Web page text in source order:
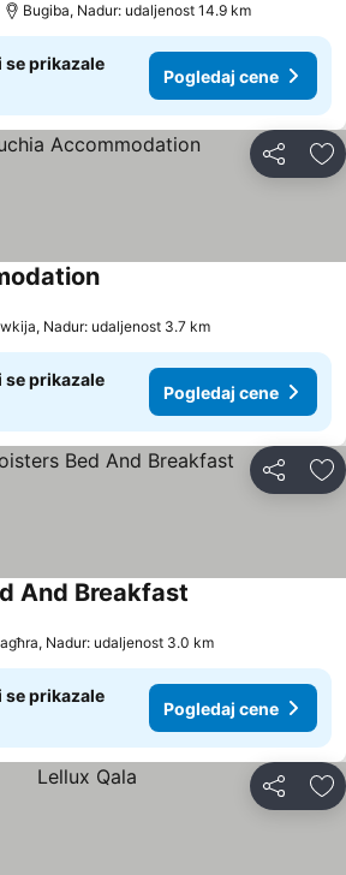
Bugiba, Nadur: udaljenost 14.9 km
se prikazale
Pogledaj cene
Deli
Nadur: udaljenost 3.7 km
se prikazale
Pogledaj cene
Deli
And Breakfast
Nadur: udaljenost 3.0 km
se prikazale
Pogledaj cene
Deli